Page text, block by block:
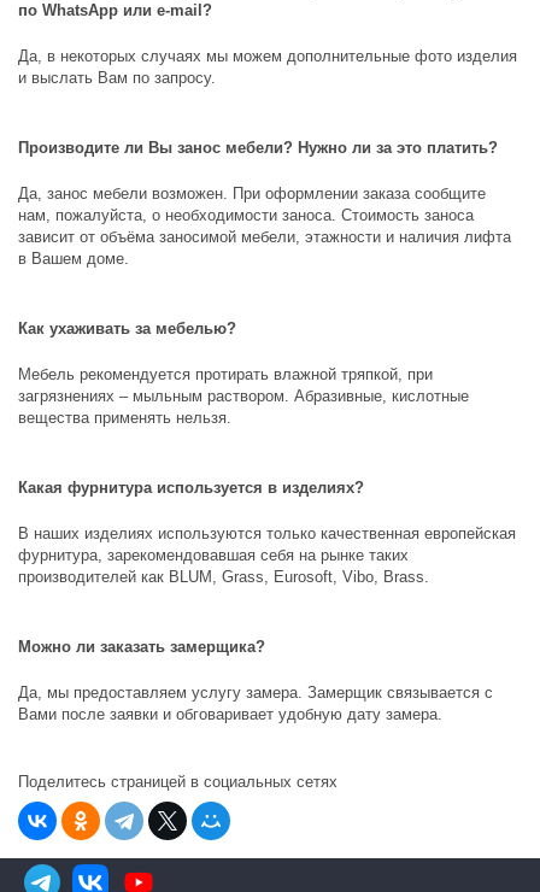
по WhatsApp или e-mail ?
Да, в некоторых случаях мы можем дополнительные фото изделия
и выслать Вам по запросу.
Производите ли Вы занос мебели? Нужно ли за это платить?
Да, занос мебели возможен. При оформлении заказа сообщите
нам, пожалуйста, о необходимости заноса. Стоимость заноса
зависит от объёма заносимой мебели, этажности и наличия лифта
в Вашем доме.
Как ухаживать за мебелью?
Мебель рекомендуется протирать влажной тряпкой, при
загрязнениях – мыльным раствором. Абразивные, кислотные
вещества применять нельзя.
Какая фурнитура используется в изделиях?
В наших изделиях используются только качественная европейская
фурнитура, зарекомендовавшая себя на рынке таких
производителей как BLUM, Grass, Eurosoft, Vibo, Brass.
Можно ли заказать замерщика?
Да, мы предоставляем услугу замера. Замерщик связывается с
Вами после заявки и обговаривает удобную дату замера.
Поделитесь страницей в социальных сетях